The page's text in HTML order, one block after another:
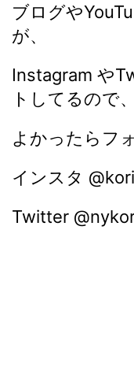
ブログや
が、
Instagram や
トしてるので、
よかったらフ
インスタ
Twitter